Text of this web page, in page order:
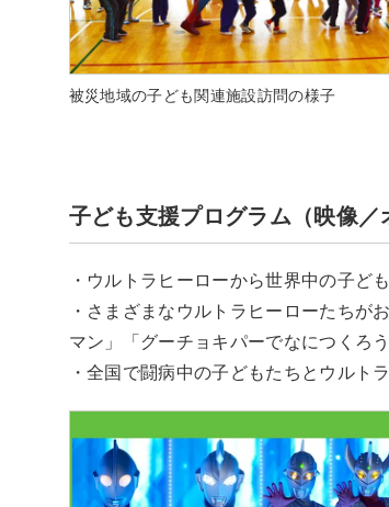
被災地域の子ども関連施設訪問の様子
子ども支援プログラム（映像
・ウルトラヒーローから世界中の子ど
・さまざまなウルトラヒーローたちが
マン」「グーチョキパーでなにつくろ
・全国で闘病中の子どもたちとウルト